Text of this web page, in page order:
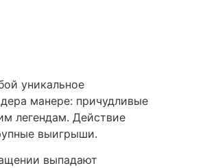
уникальное
манере: причудливые
легендам. Действие
выигрыши.
выпадают